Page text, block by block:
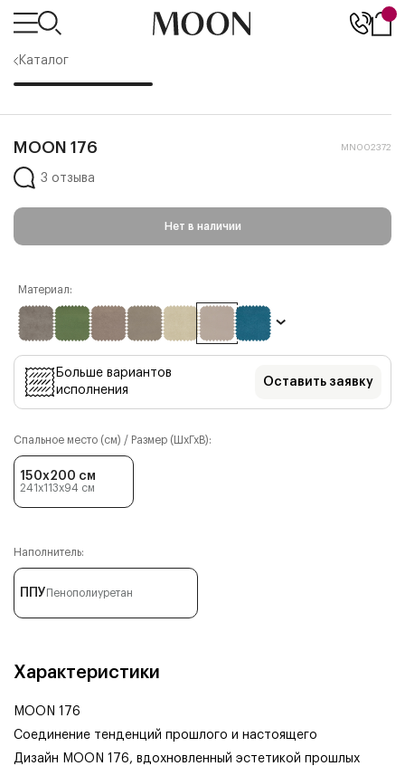
Каталог
MOON 176 MN002372
3 отзыва
Нет в наличии
Материал:
Больше вариантов
исполнения
Оставить заявку
Спальное место (см) / Размер (ШхГхВ):
150x200 см
241x113x94 см
Наполнитель:
ППУ Пенополиуретан
Характеристики
MOON 176
Соединение тенденций прошлого и настоящего
Дизайн MOON 176, вдохновленный эстетикой прошлых